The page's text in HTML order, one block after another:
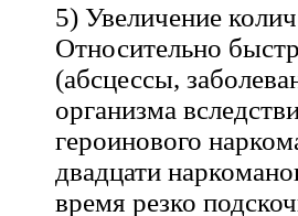
5) Увеличение
Относительно
(абсцессы,
организма
героинового
двадцати
время резко